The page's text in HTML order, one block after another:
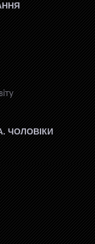
ЧОЛОВІКИ